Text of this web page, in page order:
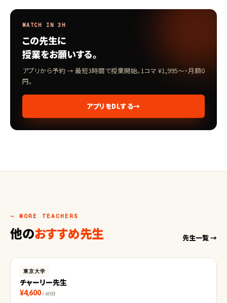
MATCH IN 3H
この先生に
授業をお願いする。
アプリから予約 → 最短3時間で授業開始。1コマ ¥1,995〜・月額0
円。
アプリをDLする→
— MORE TEACHERS
他のおすすめ先生 先生一覧 →
東京大学
チャーリー先生
¥4,600 / 60分